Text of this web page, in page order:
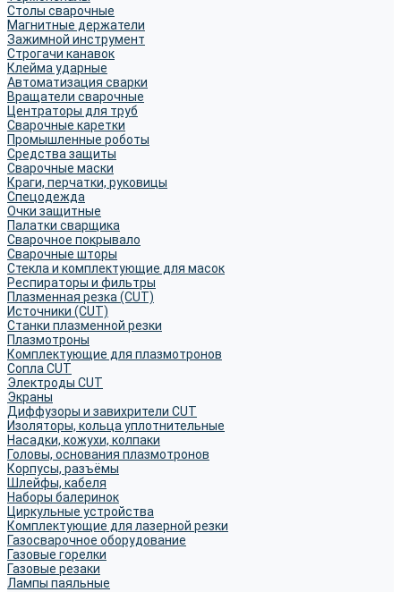
Столы сварочные
Магнитные держатели
Зажимной инструмент
Строгачи канавок
Клейма ударные
Автоматизация сварки
Вращатели сварочные
Центраторы для труб
Сварочные каретки
Промышленные роботы
Средства защиты
Сварочные маски
Краги, перчатки, руковицы
Спецодежда
Очки защитные
Палатки сварщика
Сварочное покрывало
Сварочные шторы
Стекла и комплектующие для масок
Респираторы и фильтры
Плазменная резка (CUT)
Источники (CUT)
Станки плазменной резки
Плазмотроны
Комплектующие для плазмотронов
Сопла CUT
Электроды CUT
Экраны
Диффузоры и завихрители CUT
Изоляторы, кольца уплотнительные
Насадки, кожухи, колпаки
Головы, основания плазмотронов
Корпусы, разъёмы
Шлейфы, кабеля
Наборы балеринок
Циркульные устройства
Комплектующие для лазерной резки
Газосварочное оборудование
Газовые горелки
Газовые резаки
Лампы паяльные